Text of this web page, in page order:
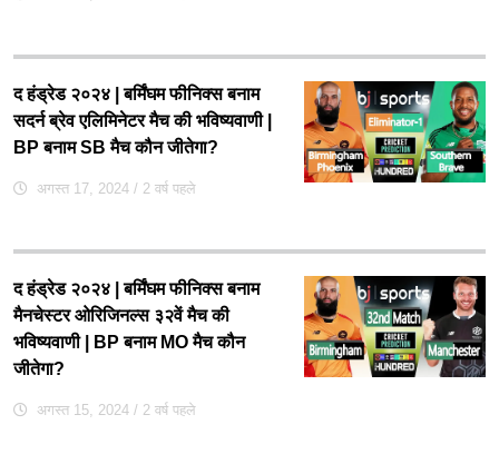
द हंड्रेड २०२४ | बर्मिंघम फीनिक्स बनाम
सदर्न ब्रेव एलिमिनेटर मैच की भविष्यवाणी |
BP बनाम SB मैच कौन जीतेगा?
अगस्त 17, 2024 / 2 वर्ष पहले
द हंड्रेड २०२४ | बर्मिंघम फीनिक्स बनाम
मैनचेस्टर ओरिजिनल्स ३२वें मैच की
भविष्यवाणी | BP बनाम MO मैच कौन
जीतेगा?
अगस्त 15, 2024 / 2 वर्ष पहले